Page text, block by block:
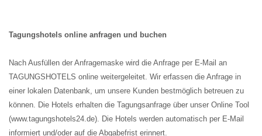
Tagungshotels online anfragen und buchen
Nach Ausfüllen der Anfragemaske wird die Anfrage per E-Mail an
TAGUNGSHOTELS online weitergeleitet. Wir erfassen die Anfrage in
einer lokalen Datenbank, um unsere Kunden bestmöglich betreuen zu
können. Die Hotels erhalten die Tagungsanfrage über unser Online Tool
(www.tagungshotels24.de). Die Hotels werden automatisch per E-Mail
informiert und/oder auf die Abgabefrist erinnert.